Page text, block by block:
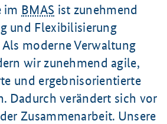
im BMAS ist zunehmend
und Flexibilisierung
moderne Verwaltung
wir zunehmend agile,
und ergebnisorientierte
Dadurch verändert sich vor
Zusammenarbeit. Unsere